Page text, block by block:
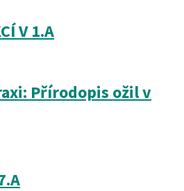
V 1.A
Přírodopis ožil v